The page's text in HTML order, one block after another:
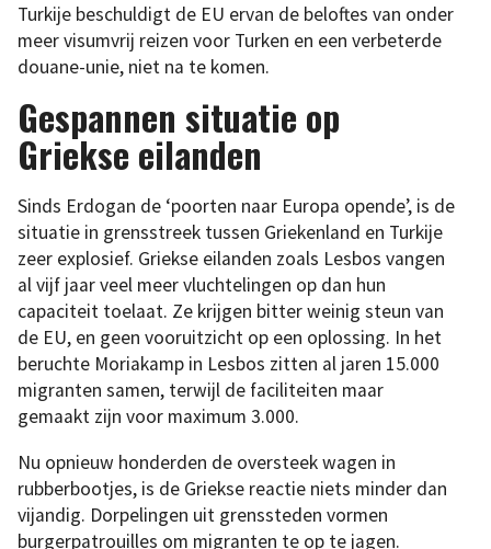
Turkije beschuldigt de EU ervan de beloftes van onder
meer visumvrij reizen voor Turken en een verbeterde
douane-unie, niet na te komen.
Gespannen situatie op
Griekse eilanden
Sinds Erdogan de ‘poorten naar Europa opende’, is de
situatie in grensstreek tussen Griekenland en Turkije
zeer explosief. Griekse eilanden zoals Lesbos vangen
al vijf jaar veel meer vluchtelingen op dan hun
capaciteit toelaat. Ze krijgen bitter weinig steun van
de EU, en geen vooruitzicht op een oplossing. In het
beruchte Moriakamp in Lesbos zitten al jaren 15.000
migranten samen, terwijl de faciliteiten maar
gemaakt zijn voor maximum 3.000.
Nu opnieuw honderden de oversteek wagen in
rubberbootjes, is de Griekse reactie niets minder dan
vijandig. Dorpelingen uit grenssteden vormen
burgerpatrouilles om migranten te op te jagen.